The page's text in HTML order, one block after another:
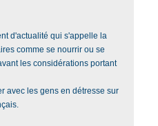
d'actualité qui s'appelle la
comme se nourrir ou se
les considérations portant
avec les gens en détresse sur